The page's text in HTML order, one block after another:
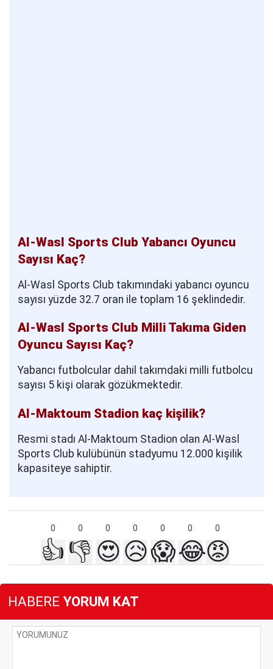
Al-Wasl Sports Club Yabancı Oyuncu
Sayısı Kaç?
Al-Wasl Sports Club takımındaki yabancı oyuncu
sayısı yüzde 32.7 oran ile toplam 16 şeklindedir.
Al-Wasl Sports Club Milli Takıma Giden
Oyuncu Sayısı Kaç?
Yabancı futbolcular dahil takımdaki milli futbolcu
sayısı 5 kişi olarak gözükmektedir.
Al-Maktoum Stadion kaç kişilik?
Resmi stadı Al-Maktoum Stadion olan Al-Wasl
Sports Club kulübünün stadyumu 12.000 kişilik
kapasiteye sahiptir.
0 0 0 0 0 0 0
👍 👎 😍😥😱😂😡
HABERE YORUM KAT